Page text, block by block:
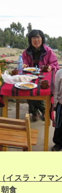
イスラ・アマ
食